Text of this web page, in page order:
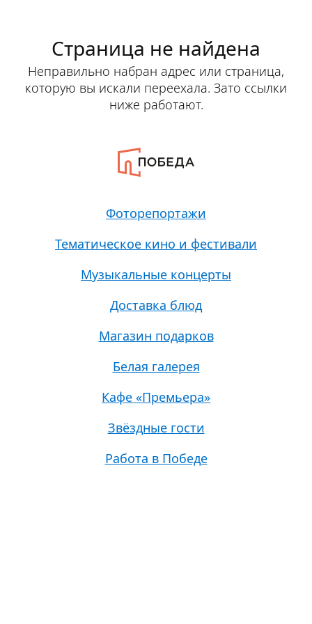
Страница не найдена
Неправильно набран адрес или страница,
которую вы искали переехала. Зато ссылки
ниже работают.
Фоторепортажи
Тематическое кино и фестивали
Музыкальные концерты
Доставка блюд
Магазин подарков
Белая галерея
Кафе «Премьера»
Звёздные гости
Работа в Победе